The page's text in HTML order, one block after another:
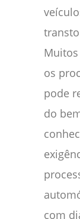
os
pode
do
com